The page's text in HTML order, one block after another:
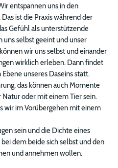
entspannen uns in den
ist die Praxis während der
Gefühl als unterstützende
uns selbst geeint und unser
wir uns selbst und einander
wirklich erleben. Dann findet
unseres Daseins statt.
das können auch Momente
oder mit einem Tier sein.
wir im Vorübergehen mit einem
sein und die Dichte eines
dem beide sich selbst und den
und annehmen wollen.